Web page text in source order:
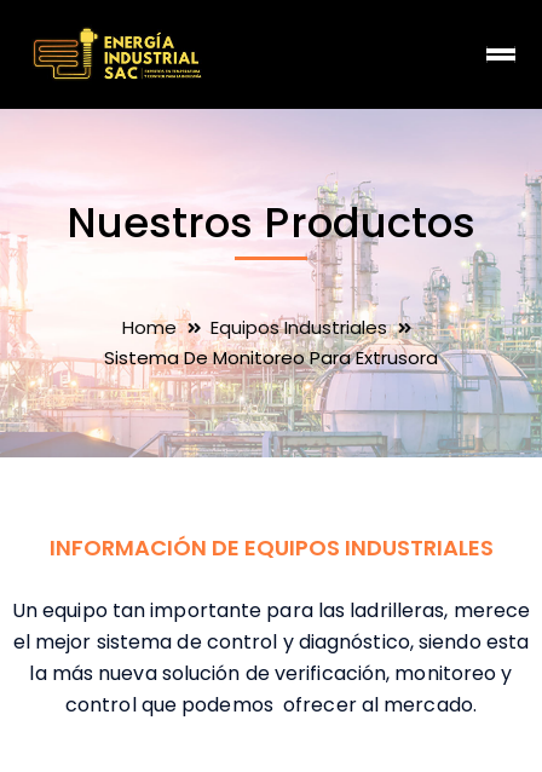
Nuestros Productos
Home
Equipos Industriales
Sistema De Monitoreo Para Extrusora
INFORMACIÓN DE EQUIPOS INDUSTRIALES
Un equipo tan importante para las ladrilleras, merece
el mejor sistema de control y diagnóstico, siendo esta
la más nueva solución de verificación, monitoreo y
control que podemos ofrecer al mercado.